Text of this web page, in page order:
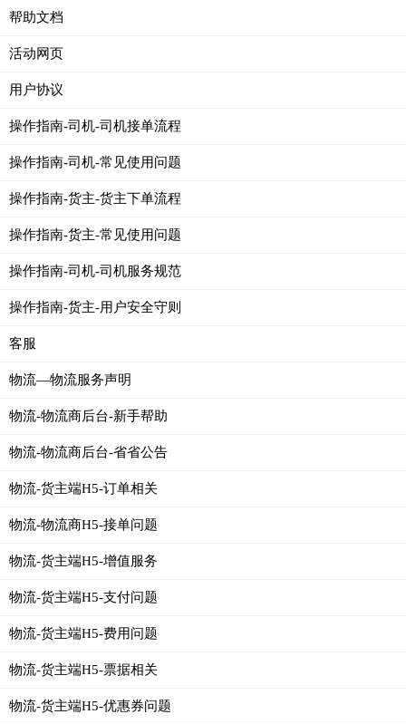
帮助文档
活动网页
用户协议
操作指南-司机-司机接单流程
操作指南-司机-常见使用问题
操作指南-货主-货主下单流程
操作指南-货主-常见使用问题
操作指南-司机-司机服务规范
操作指南-货主-用户安全守则
客服
物流—物流服务声明
物流-物流商后台-新手帮助
物流-物流商后台-省省公告
物流-货主端H5-订单相关
物流-物流商H5-接单问题
物流-货主端H5-增值服务
物流-货主端H5-支付问题
物流-货主端H5-费用问题
物流-货主端H5-票据相关
物流-货主端H5-优惠券问题